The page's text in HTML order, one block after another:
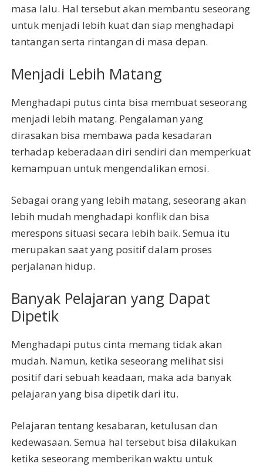
masa lalu. Hal tersebut akan membantu seseorang
untuk menjadi lebih kuat dan siap menghadapi
tantangan serta rintangan di masa depan.
Menjadi Lebih Matang
Menghadapi putus cinta bisa membuat seseorang
menjadi lebih matang. Pengalaman yang
dirasakan bisa membawa pada kesadaran
terhadap keberadaan diri sendiri dan memperkuat
kemampuan untuk mengendalikan emosi.
Sebagai orang yang lebih matang, seseorang akan
lebih mudah menghadapi konflik dan bisa
merespons situasi secara lebih baik. Semua itu
merupakan saat yang positif dalam proses
perjalanan hidup.
Banyak Pelajaran yang Dapat
Dipetik
Menghadapi putus cinta memang tidak akan
mudah. Namun, ketika seseorang melihat sisi
positif dari sebuah keadaan, maka ada banyak
pelajaran yang bisa dipetik dari itu.
Pelajaran tentang kesabaran, ketulusan dan
kedewasaan. Semua hal tersebut bisa dilakukan
ketika seseorang memberikan waktu untuk